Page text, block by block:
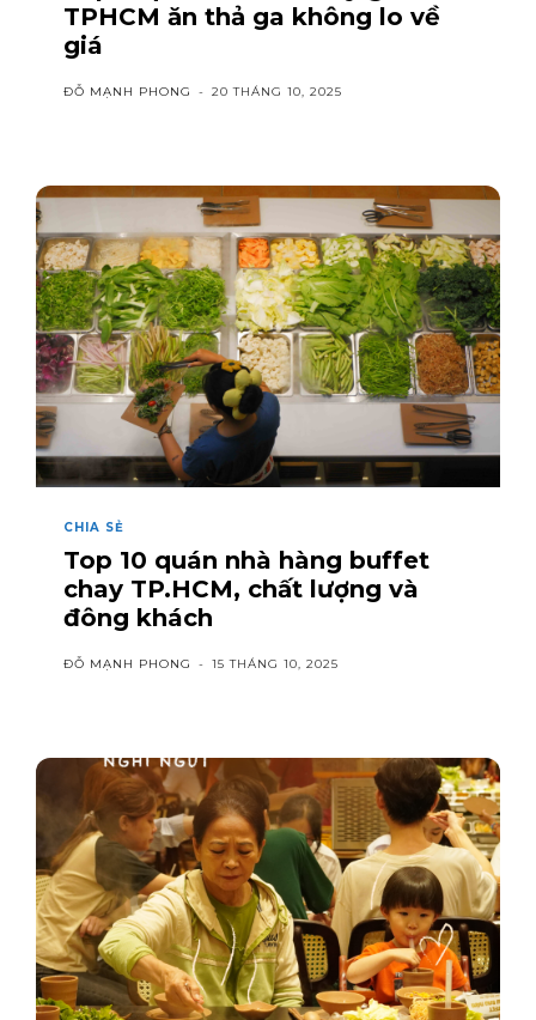
TPHCM ăn thả ga không lo về
giá
ĐỖ MẠNH PHONG - 20 THÁNG 10, 2025
CHIA SẺ
Top 10 quán nhà hàng buffet
chay TP.HCM, chất lượng và
đông khách
ĐỖ MẠNH PHONG - 15 THÁNG 10, 2025